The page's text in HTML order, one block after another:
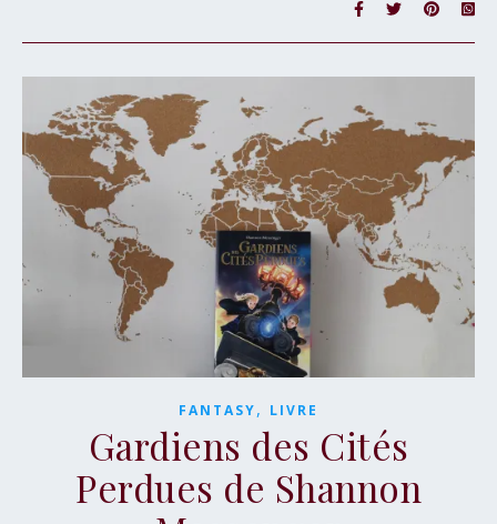
FANTASY, LIVRE
Gardiens des Cités
Perdues de Shannon